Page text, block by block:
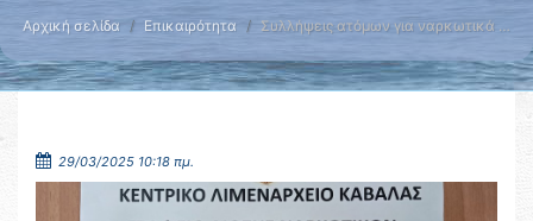
Αρχική σελίδα Επικαιρότητα Συλλήψεις ατόμων για ναρκωτικά …
29/03/2025 10:18 πμ.